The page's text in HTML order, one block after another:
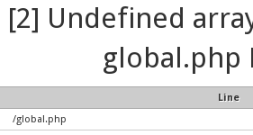
[2] Undefined
global.php
Line
/global.php